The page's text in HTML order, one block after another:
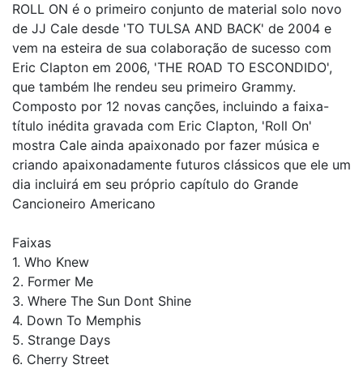
ROLL ON é o primeiro conjunto de material solo novo
de JJ Cale desde 'TO TULSA AND BACK' de 2004 e
vem na esteira de sua colaboração de sucesso com
Eric Clapton em 2006, 'THE ROAD TO ESCONDIDO',
que também lhe rendeu seu primeiro Grammy.
Composto por 12 novas canções, incluindo a faixa-
título inédita gravada com Eric Clapton, 'Roll On'
mostra Cale ainda apaixonado por fazer música e
criando apaixonadamente futuros clássicos que ele um
dia incluirá em seu próprio capítulo do Grande
Cancioneiro Americano
Faixas
1. Who Knew
2. Former Me
3. Where The Sun Dont Shine
4. Down To Memphis
5. Strange Days
6. Cherry Street